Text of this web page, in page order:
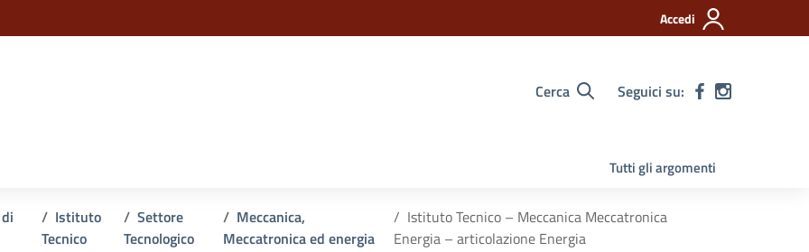
Accedi
Cerca Seguici su:
Tutti gli argomenti
Istituto
Tecnico
Settore
Tecnologico
Meccanica,
Meccatronica ed energia
Istituto Tecnico – Meccanica Meccatronica
Energia – articolazione Energia